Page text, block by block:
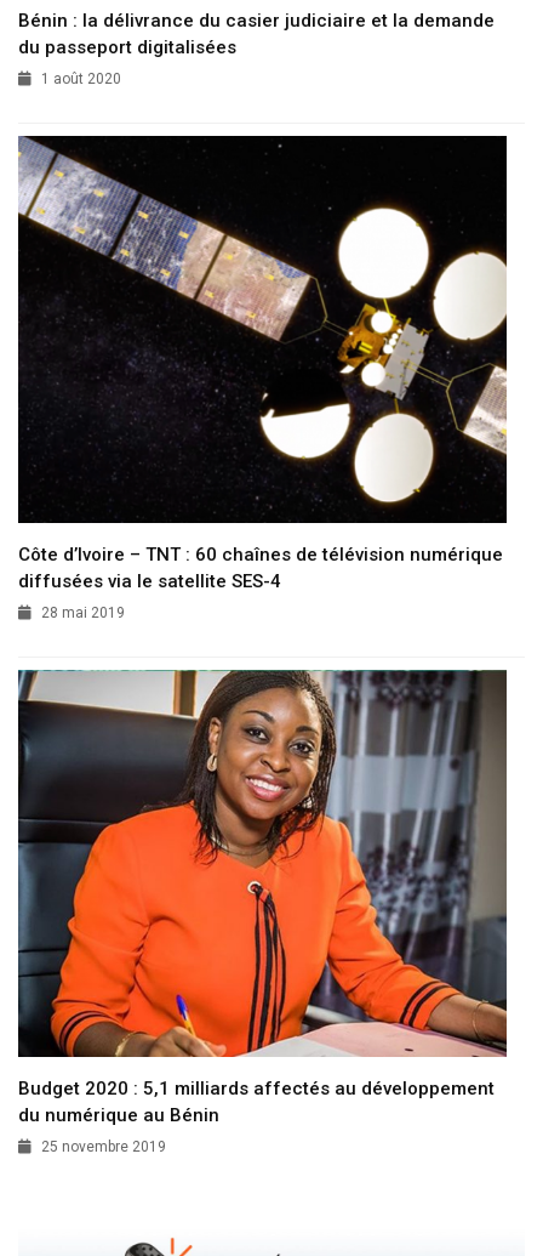
Bénin : la délivrance du casier judiciaire et la demande
du passeport digitalisées
1 août 2020
Côte d’Ivoire – TNT : 60 chaînes de télévision numérique
diffusées via le satellite SES-4
28 mai 2019
Budget 2020 : 5,1 milliards affectés au développement
du numérique au Bénin
25 novembre 2019